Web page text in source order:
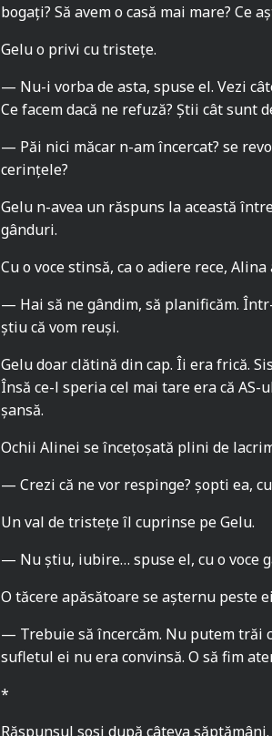
bogați? Să avem o casă mai mare? Ce
Gelu o privi cu tristețe.
— Nu-i vorba de asta, spuse el. Vezi
Ce facem dacă ne refuză? Știi cât sunt
— Păi nici măcar n-am încercat? se
cerințele?
Gelu n-avea un răspuns la această
gânduri.
Cu o voce stinsă, ca o adiere rece, Alina
— Hai să ne gândim, să planificăm.
știu că vom reuși.
Gelu doar clătină din cap. Îi era frică.
Însă ce-l speria cel mai tare era că
șansă.
Ochii Alinei se încețoșată plini de
— Crezi că ne vor respinge? șopti ea,
Un val de tristețe îl cuprinse pe Gelu.
— Nu știu, iubire… spuse el, cu o voce
O tăcere apăsătoare se așternu peste
— Trebuie să încercăm. Nu putem trăi
sufletul ei nu era convinsă. O să fim
*
Răspunsul sosi după câteva